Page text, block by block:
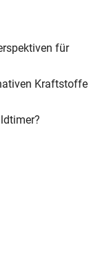
für
Kraftstoffe